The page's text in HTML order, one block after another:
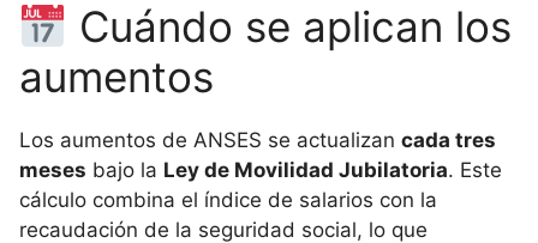
Cuándo se aplican los
aumentos
Los aumentos de ANSES se actualizan cada tres
meses bajo la Ley de Movilidad Jubilatoria. Este
cálculo combina el índice de salarios con la
recaudación de la seguridad social, lo que